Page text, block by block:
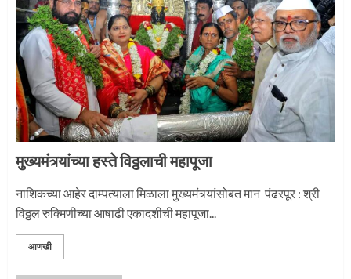
1
‘तुकाराम तुकाराम’ गजरी दुमदुमली देहूनगरी
2
नगरच्या काळे दाम्पत्याला महापूजेचा मान
मुख्यमंत्र्यांच्या हस्ते विठ्ठलाची महापूजा
नाशिकच्या आहेर दाम्पत्याला मिळाला मुख्यमंत्र्यांसोबत मान पंढरपूर : श्री
विठ्ठल रुक्मिणीच्या आषाढी एकादशीची महापूजा...
आणखी